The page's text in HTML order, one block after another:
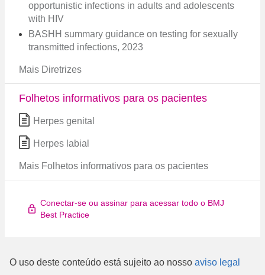
opportunistic infections in adults and adolescents
with HIV
BASHH summary guidance on testing for sexually
transmitted infections, 2023
Mais Diretrizes
Folhetos informativos para os pacientes
Herpes genital
Herpes labial
Mais Folhetos informativos para os pacientes
Conectar-se ou assinar para acessar todo o BMJ
Best Practice
O uso deste conteúdo está sujeito ao nosso aviso legal